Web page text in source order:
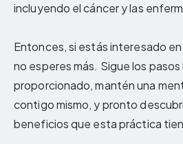
incluyendo el cáncer y las
Entonces, si estás interesado
no esperes más. Sigue los
proporcionado, mantén una
contigo mismo, y pronto
beneficios que esta práctica